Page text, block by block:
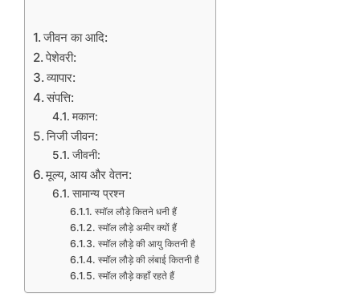
जीवन का आदि:
पेशेवरी:
व्यापार:
संपत्ति:
मकान:
निजी जीवन:
जीवनी:
मूल्य, आय और वेतन:
सामान्य प्रश्न
स्मॉल लौड़े कितने धनी हैं
स्मॉल लौड़े अमीर क्यों हैं
स्मॉल लौड़े की आयु कितनी है
स्मॉल लौड़े की लंबाई कितनी है
स्मॉल लौड़े कहाँ रहते हैं